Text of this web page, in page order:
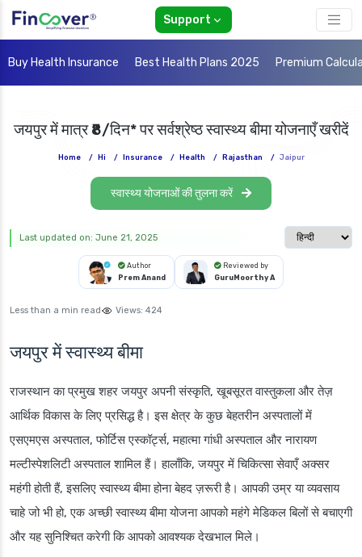
Support
Buy Health Insurance Best Health Plans 2025 Premium
जयपुर में मात्र ₹8/दिन* पर सर्वश्रेष्ठ स्वास्थ्य बीमा योजनाएँ खरीदें
Home / Hi / Insurance / Health / Rajasthan / Jaipur
स्वास्थ्य योजनाओं की तुलना करें
Select
Last updated on: June 21, 2025
Author
Prem Anand
Reviewed by
GuruMoorthy A
Less than a min read Views: 424
जयपुर में स्वास्थ्य बीमा
राजस्थान का प्रमुख शहर जयपुर अपनी संस्कृति, खूबसूरत वास्तुकला और तेज़
आर्थिक विकास के लिए प्रसिद्ध है। इस क्षेत्र के कुछ बेहतरीन अस्पतालों में
एसएमएस अस्पताल, फोर्टिस एस्कॉर्ट्स, महात्मा गांधी अस्पताल और नारायण
मल्टीस्पेशलिटी अस्पताल शामिल हैं। हालाँकि, जयपुर में चिकित्सा सेवाएँ अक्सर
महंगी होती हैं, इसलिए स्वास्थ्य बीमा होना बेहद ज़रूरी है। आपकी उम्र या व्यवसाय
चाहे जो भी हो, एक अच्छी स्वास्थ्य बीमा योजना आपको महंगे मेडिकल बिलों से बचाएगी
और यह सुनिश्चित करेगी कि आपको आवश्यक देखभाल मिले।